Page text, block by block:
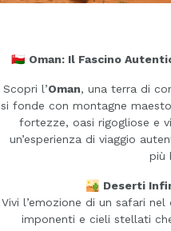
🇴🇲 Oman: Il Fascino
Scopri l’Oman, una terra di
si fonde con montagne
fortezze, oasi rigogliose e
un’esperienza di viaggio
più
🏜️ Deserti
Vivi l’emozione di un safari
imponenti e cieli stellati